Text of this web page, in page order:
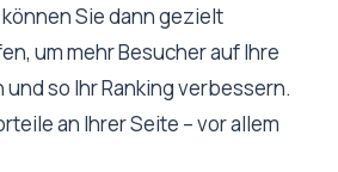
Sie dann gezielt
um mehr Besucher auf Ihre
so Ihr Ranking verbessern.
an Ihrer Seite – vor allem